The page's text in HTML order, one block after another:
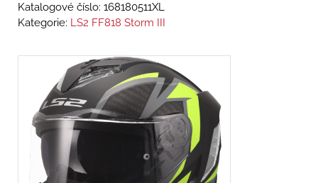
Katalogové číslo: 168180511XL
Kategorie: LS2 FF818 Storm III